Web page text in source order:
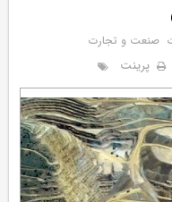
صنعت و تجارت
پرینت